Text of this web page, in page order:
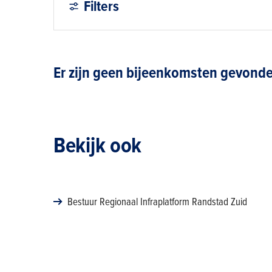
Filters
Er zijn geen bijeenkomsten
Bekijk ook
Bestuur Regionaal Infraplatform Randstad Zuid